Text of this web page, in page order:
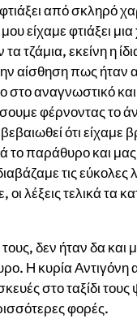
από σκληρό
είχαμε φτιάξει
τζάμια, εκείνη η
αίσθηση πως ήταν
αναγνωστικό
φέρνοντας το
ότι είχαμε
το παράθυρο και
τις εύκολες
λέξεις τελικά τα
δεν ήταν δα και
Η κυρία Αντιγόνη
στο ταξίδι τους
φορές.